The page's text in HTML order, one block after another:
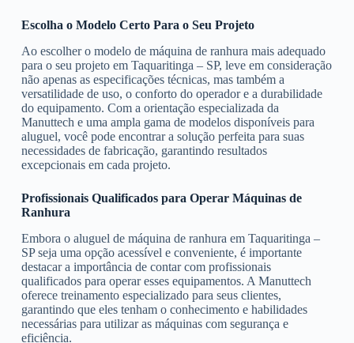
Escolha o Modelo Certo Para o Seu Projeto
Ao escolher o modelo de máquina de ranhura mais adequado
para o seu projeto em Taquaritinga – SP, leve em consideração
não apenas as especificações técnicas, mas também a
versatilidade de uso, o conforto do operador e a durabilidade
do equipamento. Com a orientação especializada da
Manuttech e uma ampla gama de modelos disponíveis para
aluguel, você pode encontrar a solução perfeita para suas
necessidades de fabricação, garantindo resultados
excepcionais em cada projeto.
Profissionais Qualificados para Operar Máquinas de
Ranhura
Embora o aluguel de máquina de ranhura em Taquaritinga –
SP seja uma opção acessível e conveniente, é importante
destacar a importância de contar com profissionais
qualificados para operar esses equipamentos. A Manuttech
oferece treinamento especializado para seus clientes,
garantindo que eles tenham o conhecimento e habilidades
necessárias para utilizar as máquinas com segurança e
eficiência.